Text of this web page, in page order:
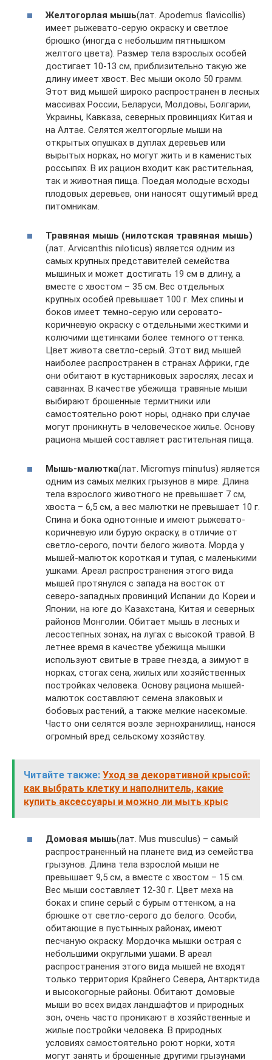
Желтогорлая мышь(лат. Apodemus flavicollis)
имеет рыжевато-серую окраску и светлое
брюшко (иногда с небольшим пятнышком
желтого цвета). Размер тела взрослых особей
достигает 10-13 см, приблизительно такую же
длину имеет хвост. Вес мыши около 50 грамм.
Этот вид мышей широко распространен в лесных
массивах России, Беларуси, Молдовы, Болгарии,
Украины, Кавказа, северных провинциях Китая и
на Алтае. Селятся желтогорлые мыши на
открытых опушках в дуплах деревьев или
вырытых норках, но могут жить и в каменистых
россыпях. В их рацион входит как растительная,
так и животная пища. Поедая молодые всходы
плодовых деревьев, они наносят ощутимый вред
питомникам.
Травяная мышь (нилотская травяная мышь)
(лат. Arvicanthis niloticus) является одним из
самых крупных представителей семейства
мышиных и может достигать 19 см в длину, а
вместе с хвостом – 35 см. Вес отдельных
крупных особей превышает 100 г. Мех спины и
боков имеет темно-серую или серовато-
коричневую окраску с отдельными жесткими и
колючими щетинками более темного оттенка.
Цвет живота светло-серый. Этот вид мышей
наиболее распространен в странах Африки, где
они обитают в кустарниковых зарослях, лесах и
саваннах. В качестве убежища травяные мыши
выбирают брошенные термитники или
самостоятельно роют норы, однако при случае
могут проникнуть в человеческое жилье. Основу
рациона мышей составляет растительная пища.
Мышь-малютка(лат. Micromys minutus) является
одним из самых мелких грызунов в мире. Длина
тела взрослого животного не превышает 7 см,
хвоста – 6,5 см, а вес малютки не превышает 10 г.
Спина и бока однотонные и имеют рыжевато-
коричневую или бурую окраску, в отличие от
светло-серого, почти белого живота. Морда у
мышей-малюток короткая и тупая, с маленькими
ушками. Ареал распространения этого вида
мышей протянулся с запада на восток от
северо-западных провинций Испании до Кореи и
Японии, на юге до Казахстана, Китая и северных
районов Монголии. Обитает мышь в лесных и
лесостепных зонах, на лугах с высокой травой. В
летнее время в качестве убежища мышки
используют свитые в траве гнезда, а зимуют в
норках, стогах сена, жилых или хозяйственных
постройках человека. Основу рациона мышей-
малюток составляют семена злаковых и
бобовых растений, а также мелкие насекомые.
Часто они селятся возле зернохранилищ, нанося
огромный вред сельскому хозяйству.
Читайте также: Уход за декоративной крысой:
как выбрать клетку и наполнитель, какие
купить аксессуары и можно ли мыть крыс
Домовая мышь(лат. Mus musculus) – самый
распространенный на планете вид из семейства
грызунов. Длина тела взрослой мыши не
превышает 9,5 см, а вместе с хвостом – 15 см.
Вес мыши составляет 12-30 г. Цвет меха на
боках и спине серый с бурым оттенком, а на
брюшке от светло-серого до белого. Особи,
обитающие в пустынных районах, имеют
песчаную окраску. Мордочка мышки острая с
небольшими округлыми ушами. В ареал
распространения этого вида мышей не входят
только территория Крайнего Севера, Антарктида
и высокогорные районы. Обитают домовые
мыши во всех видах ландшафтов и природных
зон, очень часто проникают в хозяйственные и
жилые постройки человека. В природных
условиях самостоятельно роют норки, хотя
могут занять и брошенные другими грызунами